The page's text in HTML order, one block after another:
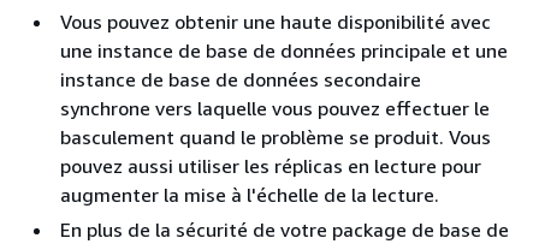
Vous pouvez obtenir une haute disponibilité avec
une instance de base de données principale et une
instance de base de données secondaire
synchrone vers laquelle vous pouvez effectuer le
basculement quand le problème se produit. Vous
pouvez aussi utiliser les réplicas en lecture pour
augmenter la mise à l'échelle de la lecture.
En plus de la sécurité de votre package de base de